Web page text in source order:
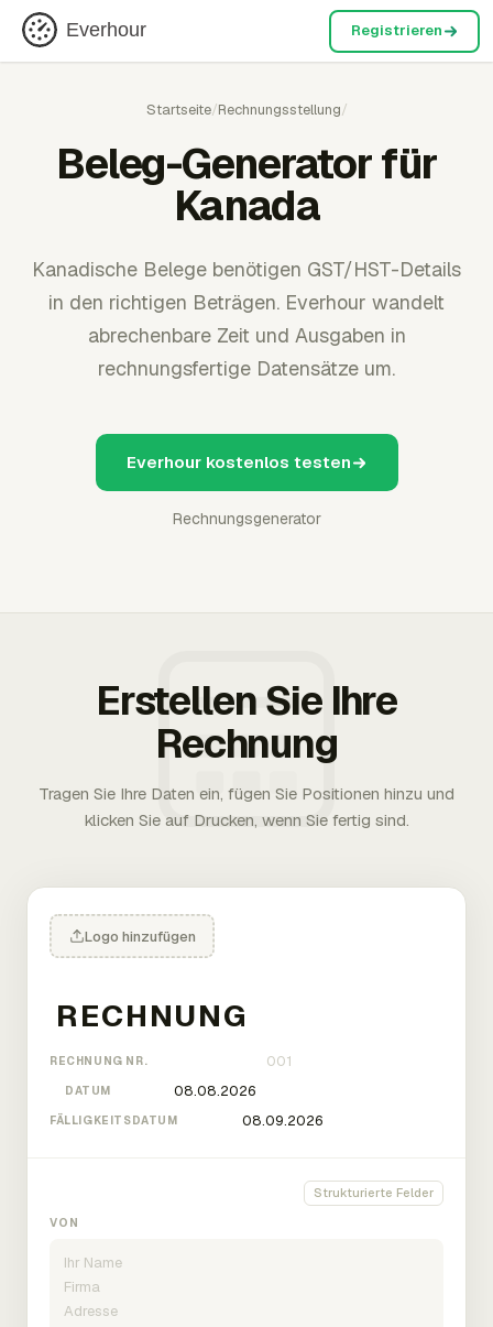
Everhour Registrieren
Startseite/Rechnungsstellung/
Beleg-Generator für
Kanada
Kanadische Belege benötigen GST/HST-Details
in den richtigen Beträgen. Everhour wandelt
abrechenbare Zeit und Ausgaben in
rechnungsfertige Datensätze um.
Everhour kostenlos testen
Rechnungsgenerator
Erstellen Sie Ihre
Rechnung
Tragen Sie Ihre Daten ein, fügen Sie Positionen hinzu und
klicken Sie auf Drucken, wenn Sie fertig sind.
Logo hinzufügen
RECHNUNG NR.
DATUM
FÄLLIGKEITSDATUM
Strukturierte Felder
VON